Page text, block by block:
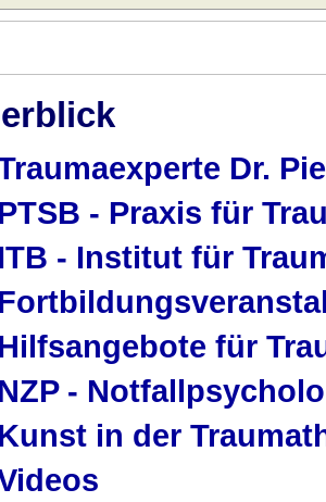
Dr.
PTSB - Praxis für
ITB - Institut für
Hilfsangebote für
NZP -
Kunst in der